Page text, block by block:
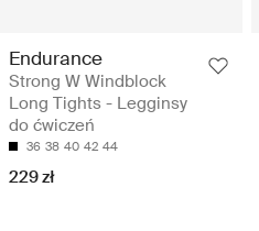
Endurance
Strong W Windblock
Long Tights - Legginsy
do ćwiczeń
36 38 40 42 44
229 zł